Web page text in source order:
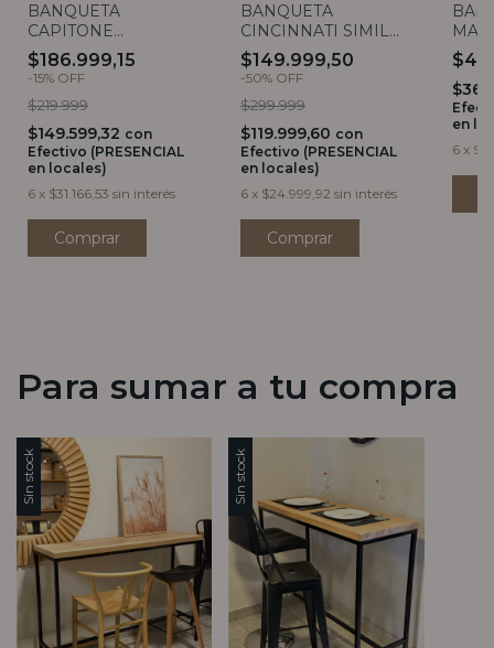
BANQUETA
CAPITONE
ECOCUERO BLANCA
$186.999,15
-15% OFF
$219.999
$149.599,32 con
Efectivo (PRESENCIAL
en locales)
6 x $31.166,53 sin interés
BANQUETA
CINCINNATI SIMIL
RATTAN RESPALDO
ALTO
$149.999,50
-50% OFF
$299.999
$119.999,60 con
Efectivo (PRESENCIAL
en locales)
6 x $24.999,92 sin interés
en
6 x
Para sumar a tu compra
Sin stock Sin stock